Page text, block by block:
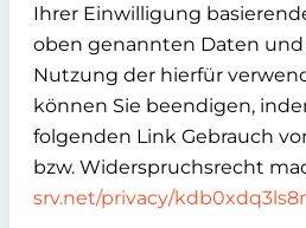
Ihrer Einwilligung
oben genannten Daten
Nutzung der hierfür
können Sie beendigen,
folgenden Link Gebrauch
bzw. Widerspruchsrecht
srv.net/privacy/